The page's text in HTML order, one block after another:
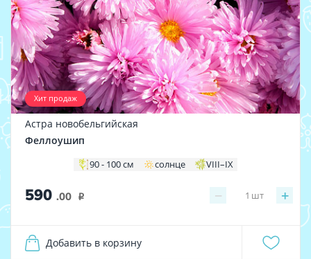
Хит продаж
Астра новобельгийская
Феллоушип
90 - 100 см солнце VIII–IX
590 .00 i − +
1 шт
Добавить в корзину